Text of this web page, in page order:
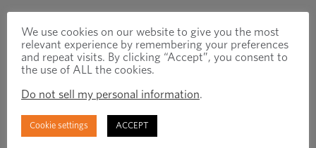
Regionally focused, globally connected fastener
manufacturer/distributor
We use cookies on our website to give you the most
relevant experience by remembering your preferences
and repeat visits. By clicking “Accept”, you consent to
the use of ALL the cookies.
Do not sell my personal information.
Cookie settings ACCEPT